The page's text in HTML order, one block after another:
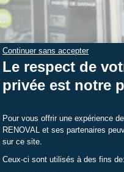
Continuer sans accepter
Le respect de
privée est notre
Pour vous offrir une expérience
RENOVAL et ses partenaires
sur ce site.
Ceux-ci sont utilisés à des fins de: